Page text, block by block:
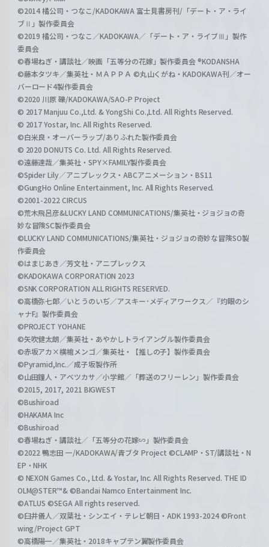
©2014 橘公司・つなこ/KADOKAWA 富士見書房刊/「デート・ア・ライ
ブⅡ」製作委員会
©2019 橘公司・つなこ／KADOKAWA／「デート・ア・ライブⅢ」製作
委員会
©春場ねぎ・講談社／映画「五等分の花嫁」製作委員会 ®KODANSHA
©藤本タツキ／集英社・ＭＡＰＰＡ ©丸山くがね・KADOKAWA刊／オー
バーロード4製作委員会
©2020 川原 礫/KADOKAWA/SAO-P Project
© 2017 Manjuu Co.,Ltd. & YongShi Co.,Ltd. All Rights Reserved.
© 2017 Yostar, Inc. All Rights Reserved.
©白米良・オーバーラップ/ありふれた製作委員会
© 2020 DONUTS Co. Ltd. All Rights Reserved.
©遠藤達哉／集英社・SPY×FAMILY製作委員会
©Spider Lily／アニプレックス・ABCアニメーション・BS11
©GungHo Online Entertainment, Inc. All Rights Reserved.
©2001-2022 CIRCUS
©荒木飛呂彦&LUCKY LAND COMMUNICATIONS/集英社・ジョジョの奇
妙な冒険SC製作委員会
©LUCKY LAND COMMUNICATIONS/集英社・ジョジョの奇妙な冒険SO製
作委員会
©はまじあき／芳文社・アニプレックス
©KADOKAWA CORPORATION 2023
©SNK CORPORATION ALL RIGHTS RESERVED.
©高橋弥七郎／いとうのいぢ／アスキー･メディアワークス／『灼眼のシ
ャナF』製作委員会
©PROJECT YOHANE
©矢吹健太朗／集英社・あやかしトライアングル製作委員会
©赤坂アカ×横槍メンゴ／集英社・【推しの子】製作委員会
©Pyramid,Inc.／成子坂製作所
©山田鐘人・アベツカサ／小学館／「葬送のフリーレン」製作委員会
©2015, 2017, 2021 BIGWEST
©Bushiroad
©HAKAMA Inc
©Bushiroad
©春場ねぎ・講談社／「五等分の花嫁∽」製作委員会
©2022 鴨志田 一/KADOKAWA/青ブタ Project ©CLAMP・ST/講談社・N
EP・NHK
© NEXON Games Co., Ltd. & Yostar, Inc. All Rights Reserved. THE ID
OLM@STER™& ©Bandai Namco Entertainment Inc.
©ATLUS ©SEGA All rights reserved.
©臼井儀人／双葉社・シンエイ・テレビ朝日・ADK 1993-2024 ©Front
wing/Project GPT
©高橋陽一／集英社・2018キャプテン翼製作委員会